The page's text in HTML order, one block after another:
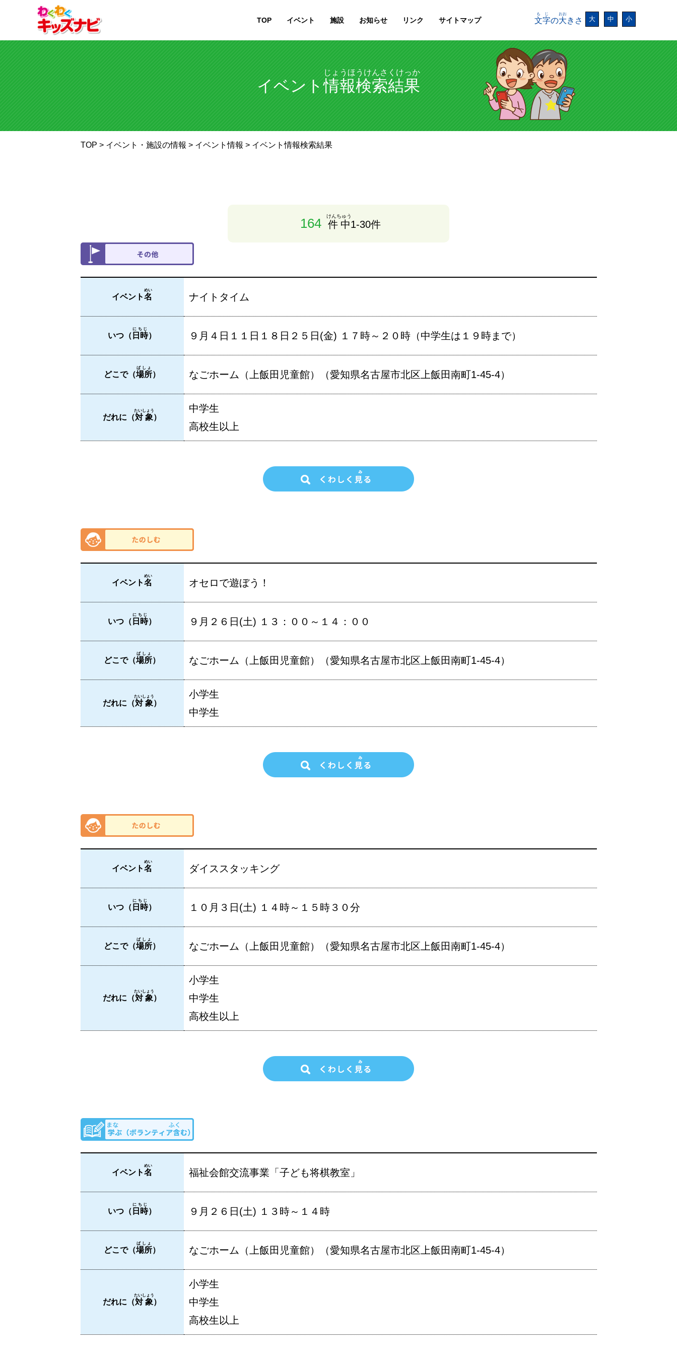
TOP イベント 施設 お知らせ リンク サイトマップ 文字
もじ
の大
おお
きさ 大 中 小
イベント情報検索結果
じょうほうけんさくけっか
TOP > イベント・施設の情報 > イベント情報 > イベント情報検索結果
164 件中
けんちゅう
1-30件
イベント名
めい
ナイトタイム
いつ（ 日時
にちじ
） ９月４日１１日１８日２５日(金) １７時～２０時（中学生は１９時まで）
どこで（場所
ばしょ
） なごホーム（上飯田児童館）（愛知県名古屋市北区上飯田南町1-45-4）
だれに（対象
たいしょう
）
中学生
高校生以上
イベント名
めい
オセロで遊ぼう！
いつ（ 日時
にちじ
） ９月２６日(土) １３：００～１４：００
どこで（場所
ばしょ
） なごホーム（上飯田児童館）（愛知県名古屋市北区上飯田南町1-45-4）
だれに（対象
たいしょう
）
小学生
中学生
イベント名
めい
ダイススタッキング
いつ（ 日時
にちじ
） １０月３日(土) １４時～１５時３０分
どこで（場所
ばしょ
） なごホーム（上飯田児童館）（愛知県名古屋市北区上飯田南町1-45-4）
だれに（対象
たいしょう
）
小学生
中学生
高校生以上
イベント名
めい
福祉会館交流事業「子ども将棋教室」
いつ（ 日時
にちじ
） ９月２６日(土) １３時～１４時
どこで（場所
ばしょ
） なごホーム（上飯田児童館）（愛知県名古屋市北区上飯田南町1-45-4）
だれに（対象
たいしょう
）
小学生
中学生
高校生以上